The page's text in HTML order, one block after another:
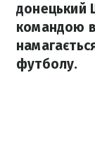
донецький
командою
футболу.